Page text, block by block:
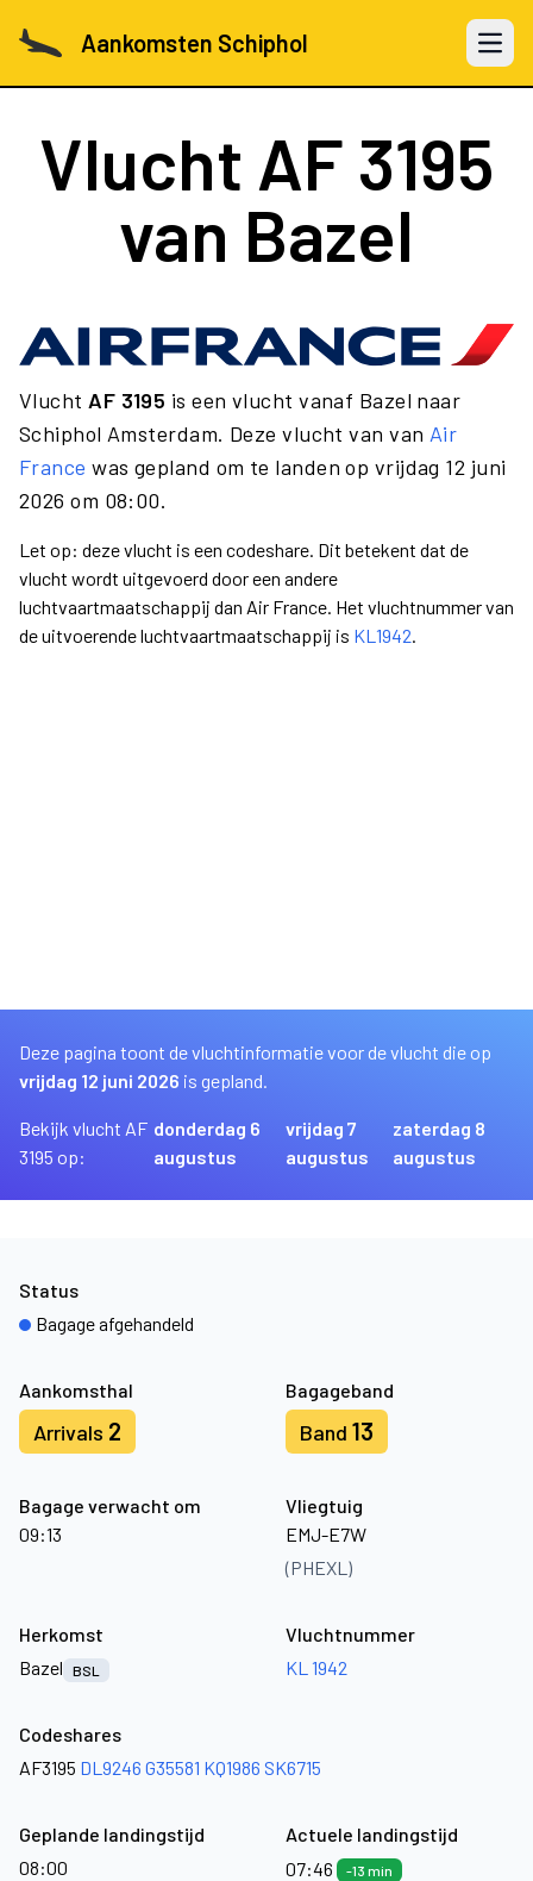
Aankomsten Schiphol Open
Vlucht AF 3195
van Bazel
Vlucht AF 3195 is een vlucht vanaf Bazel naar
Schiphol Amsterdam. Deze vlucht van van Air
France was gepland om te landen op vrijdag 12 juni
2026 om 08:00.
Let op: deze vlucht is een codeshare. Dit betekent dat de
vlucht wordt uitgevoerd door een andere
luchtvaartmaatschappij dan Air France. Het vluchtnummer van
de uitvoerende luchtvaartmaatschappij is KL1942.
Deze pagina toont de vluchtinformatie voor de vlucht die op
vrijdag 12 juni 2026 is gepland.
Bekijk vlucht AF
3195 op:
donderdag 6
augustus
vrijdag 7
augustus
zaterdag 8
augustus
Aankomsthal
Arrivals 2
Bagageband
Band 13
Bagage verwacht om
09:13
Vliegtuig
EMJ-E7W
(PHEXL)
Status
Bagage afgehandeld
Herkomst
Bazel
BSL
Vluchtnummer
KL 1942
Codeshares
AF3195 DL9246 G35581 KQ1986 SK6715
Geplande landingstijd
08:00
Actuele landingstijd
07:46
-13 min